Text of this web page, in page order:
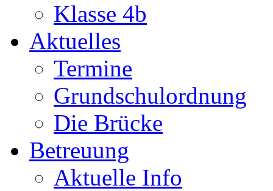
Klasse 4b
Aktuelles
Termine
Grundschulordnung
Die Brücke
Betreuung
Aktuelle Info